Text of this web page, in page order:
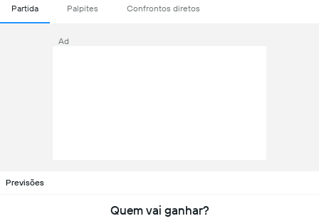
Partida Palpites Confrontos diretos
Ad
Previsões
Quem vai ganhar?